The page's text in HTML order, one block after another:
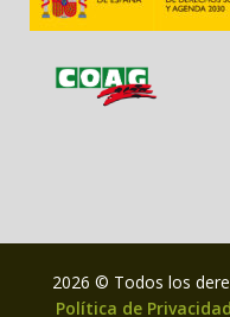
2026 © Todos los
Política de Privacidad